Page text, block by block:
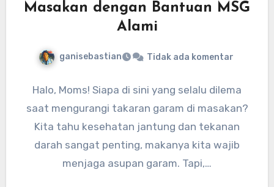
Masakan dengan Bantuan MSG
Alami
ganisebastian Tidak ada komentar
Halo, Moms! Siapa di sini yang selalu dilema
saat mengurangi takaran garam di masakan?
Kita tahu kesehatan jantung dan tekanan
darah sangat penting, makanya kita wajib
menjaga asupan garam. Tapi,…